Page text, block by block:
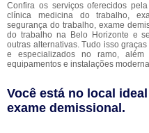
Confira os serviços oferecidos
clínica medicina do trabalho,
segurança do trabalho, exame
do trabalho na Belo Horizonte e
outras alternativas. Tudo isso
e especializados no ramo, além
equipamentos e instalações
Você está no local
exame demissional .